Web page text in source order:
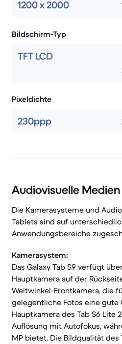
1200 x 2000
Bildschirm-Typ
TFT LCD
Pixeldichte
230ppp
Audiovisuelle Medien
Die Kamerasysteme und
Tablets sind auf
Anwendungsbereiche
Kamerasystem:
Das Galaxy Tab S9 verfügt
Hauptkamera auf der
Weitwinkel-Frontkamera, die
gelegentliche Fotos eine gute
Hauptkamera des Tab S6 Lite
Auflösung mit Autofokus,
MP bietet. Die Bildqualität des